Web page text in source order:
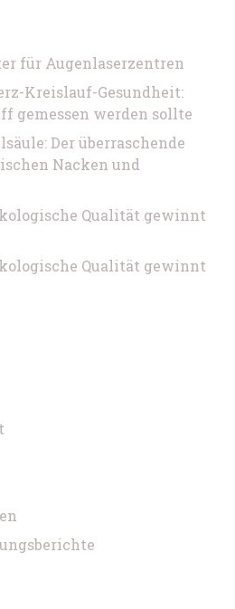
für Augenlaserzentren
Kreislauf-Gesundheit:
gemessen werden sollte
Der überraschende
Nacken und
Qualität gewinnt
Qualität gewinnt